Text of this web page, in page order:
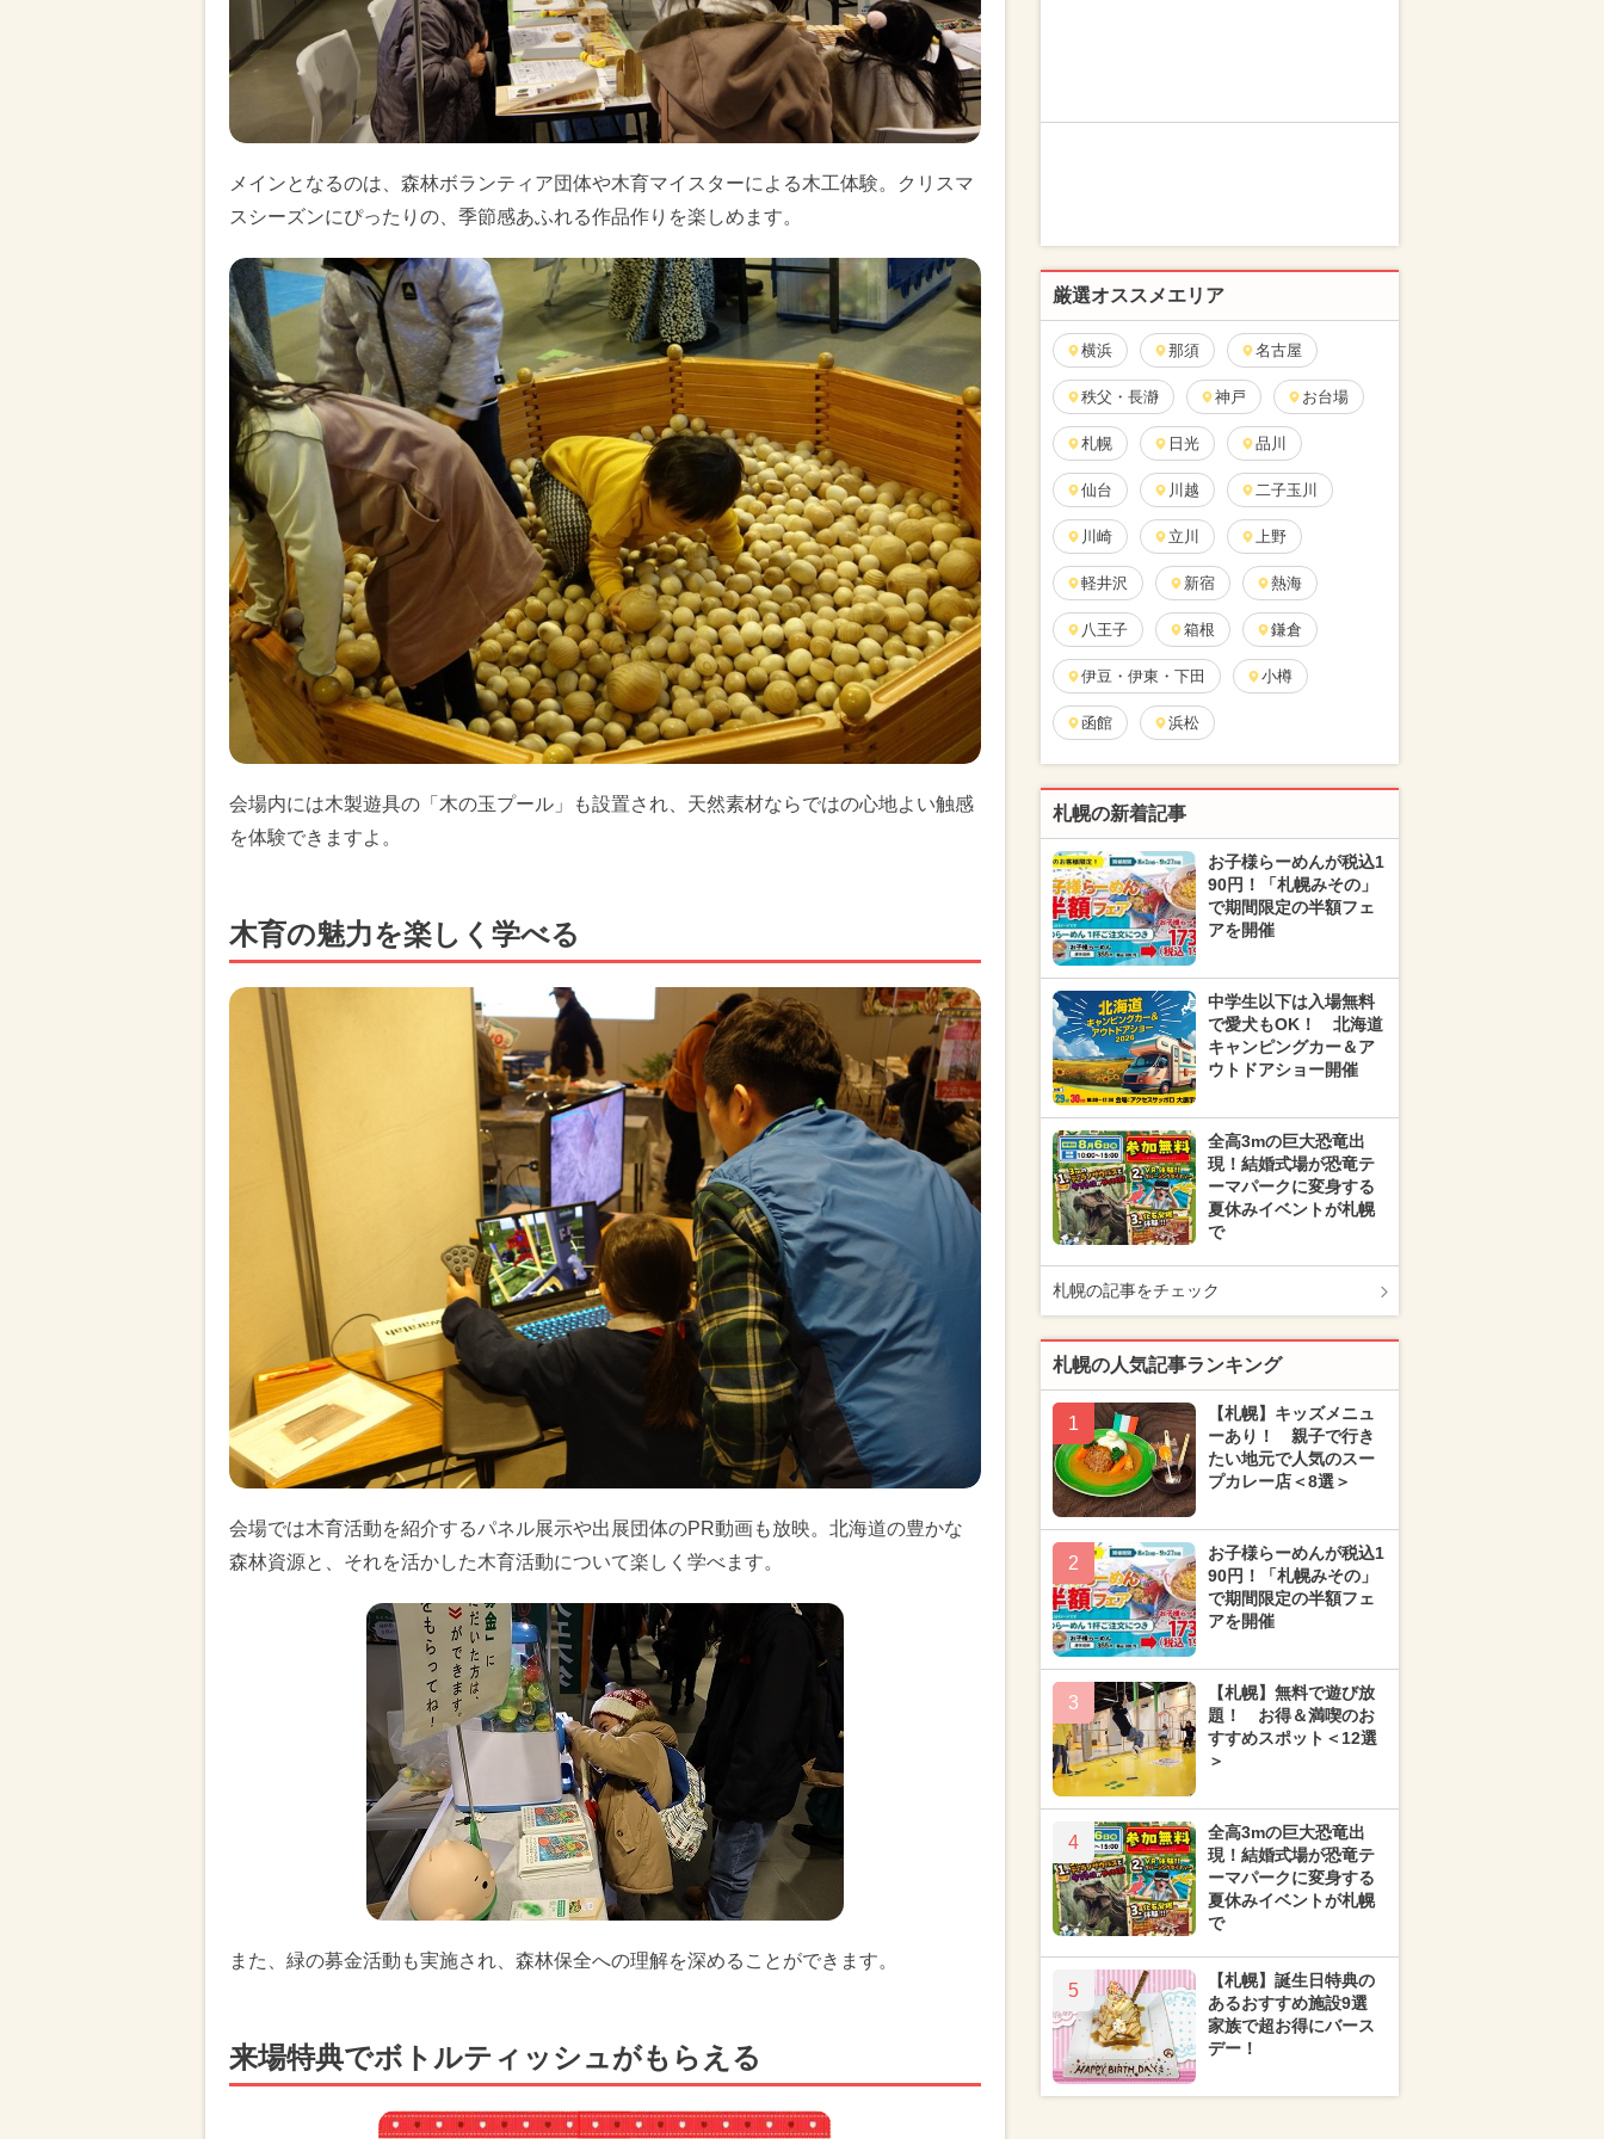
メインとなるのは、森林ボランティア団体や木育マイスターによる木工体験。クリスマ
スシーズンにぴったりの、季節感あふれる作品作りを楽しめます。
会場内には木製遊具の「木の玉プール」も設置され、天然素材ならではの心地よい触感
を体験できますよ。
木育の魅力を楽しく学べる
会場では木育活動を紹介するパネル展示や出展団体のPR動画も放映。北海道の豊かな
森林資源と、それを活かした木育活動について楽しく学べます。
また、緑の募金活動も実施され、森林保全への理解を深めることができます。
来場特典でボトルティッシュがもらえる
厳選オススメエリア
横浜 那須 名古屋
秩父・長瀞 神戸 お台場
札幌 日光 品川
仙台 川越 二子玉川
川崎 立川 上野
軽井沢 新宿 熱海
八王子 箱根 鎌倉
伊豆・伊東・下田 小樽
函館 浜松
札幌の新着記事
お子様らーめんが税込1
90円！「札幌みその」
で期間限定の半額フェ
アを開催
中学生以下は入場無料
で愛犬もOK！ 北海道
キャンピングカー＆ア
ウトドアショー開催
全高3mの巨大恐竜出
現！結婚式場が恐竜テ
ーマパークに変身する
夏休みイベントが札幌
で
札幌の記事をチェック
札幌の人気記事ランキング
1
【札幌】キッズメニュ
ーあり！ 親子で行き
たい地元で人気のスー
プカレー店＜8選＞
2
お子様らーめんが税込1
90円！「札幌みその」
で期間限定の半額フェ
アを開催
3
【札幌】無料で遊び放
題！ お得＆満喫のお
すすめスポット＜12選
＞
4
全高3mの巨大恐竜出
現！結婚式場が恐竜テ
ーマパークに変身する
夏休みイベントが札幌
で
5
【札幌】誕生日特典の
あるおすすめ施設9選
家族で超お得にバース
デー！